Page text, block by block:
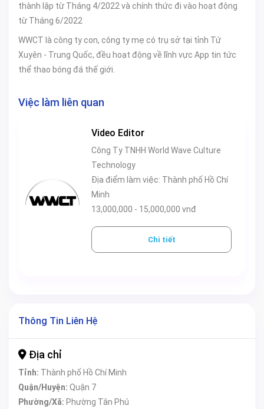
thành lập từ Tháng 4/2022 và chính thức đi vào hoạt động
từ Tháng 6/2022
WWCT là công ty con, công ty mẹ có trụ sở tại tỉnh Tứ
Xuyên - Trung Quốc, đều hoạt động về lĩnh vực App tin tức
thể thao bóng đá thế giới.
Việc làm liên quan
Video Editor
Công Ty TNHH World Wave Culture
Technology
Địa điểm làm việc: Thành phố Hồ Chí
Minh
13,000,000 - 15,000,000 vnđ
Chi tiết
Thông Tin Liên Hệ
Địa chỉ
Tỉnh: Thành phố Hồ Chí Minh
Quận/Huyện: Quận 7
Phường/Xã: Phường Tân Phú